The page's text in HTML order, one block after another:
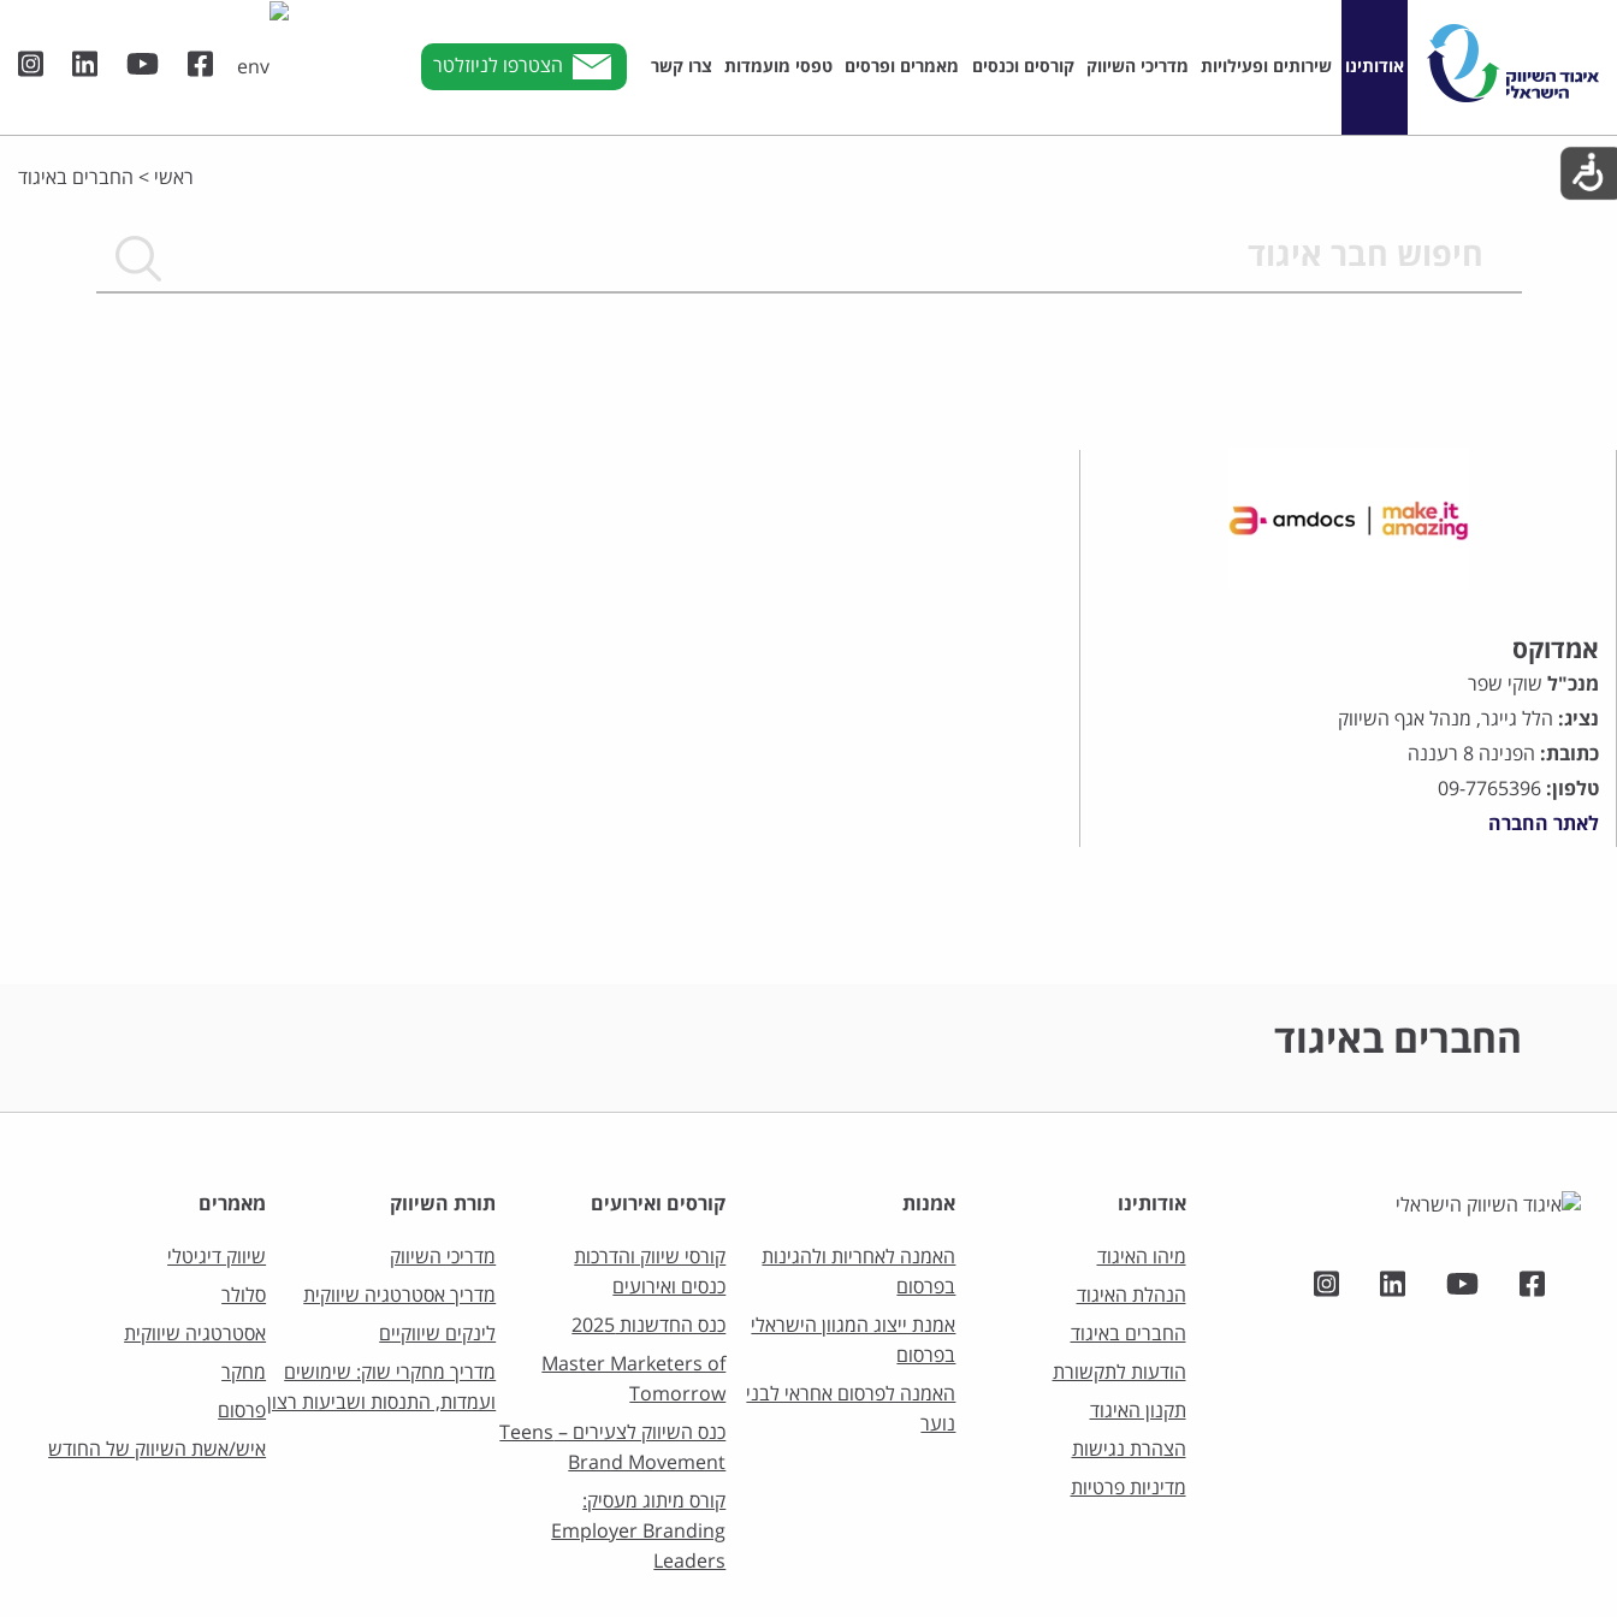
אודותינו שירותים ופעילויות מדריכי השיווק קורסים וכנסים מאמרים ופרסים טפסי מועמדות צרו קשר הצטרפו לניוזלטר
ראשי > החברים באיגוד
אמדוקס
מנכ"ל שוקי שפר
נציג: הלל גייגר, מנהל אגף השיווק
כתובת: הפנינה 8 רעננה
טלפון: 09-7765396
לאתר החברה
החברים באיגוד
אודותינו
מיהו האיגוד
הנהלת האיגוד
החברים באיגוד
הודעות לתקשורת
תקנון האיגוד
הצהרת נגישות
מדיניות פרטיות
אמנות
האמנה לאחריות ולהגינות
בפרסום
אמנת ייצוג המגוון הישראלי
בפרסום
האמנה לפרסום אחראי לבני
נוער
קורסים ואירועים
קורסי שיווק והדרכות
כנסים ואירועים
כנס החדשנות 2025
Master Marketers of
Tomorrow
כנס השיווק לצעירים – Teens
Brand Movement
קורס מיתוג מעסיק:
Employer Branding
Leaders
תורת השיווק
מדריכי השיווק
מדריך אסטרטגיה שיווקית
לינקים שיווקיים
מדריך מחקרי שוק: שימושים
ועמדות, התנסות ושביעות רצון
מאמרים
שיווק דיגיטלי
סלולר
אסטרטגיה שיווקית
מחקר
פרסום
איש/אשת השיווק של החודש